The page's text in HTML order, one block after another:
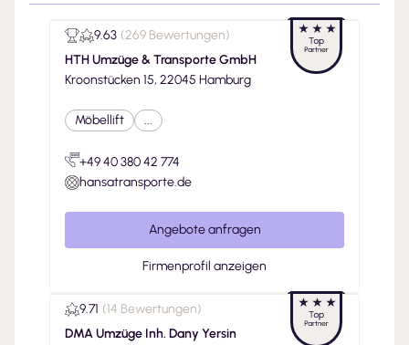
9.63 (269 Bewertungen)
HTH Umzüge & Transporte GmbH
Kroonstücken 15, 22045 Hamburg
Möbellift ...
+49 40 380 42 774
hansatransporte.de
Angebote anfragen
Firmenprofil anzeigen
9.71 (14 Bewertungen)
DMA Umzüge Inh. Dany Yersin